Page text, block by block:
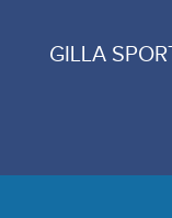
GILLA